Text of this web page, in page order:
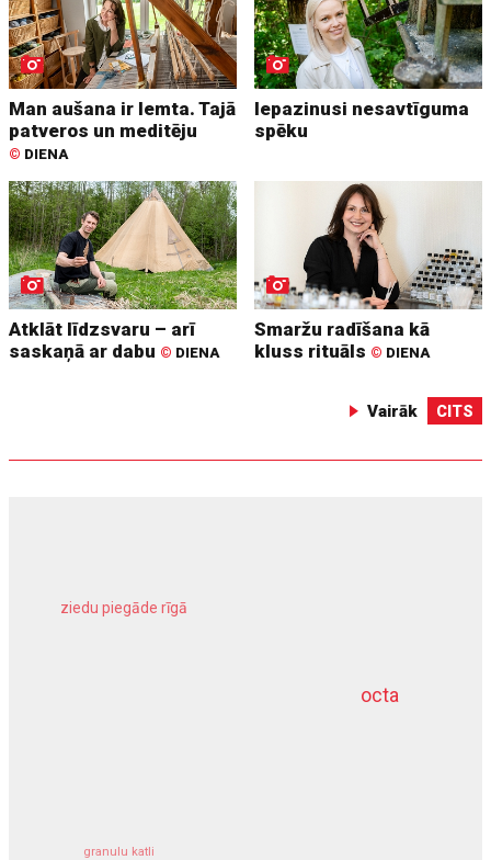
Man aušana ir lemta. Tajā
patveros un meditēju
© DIENA
Iepazinusi nesavtīguma
spēku
Atklāt līdzsvaru – arī
saskaņā ar dabu © DIENA
Smaržu radīšana kā
kluss rituāls © DIENA
Vairāk CITS
octa
ziedu piegāde rīgā
granulu katli
dziļurbums